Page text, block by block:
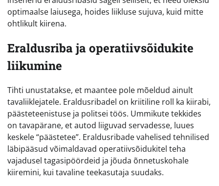
optimaalse laiusega, hoides liikluse sujuva, kuid mitte
ohtlikult kiirena.
Eraldusriba ja operatiivsõidukite
liikumine
Tihti unustatakse, et maantee pole mõeldud ainult
tavaliiklejatele. Eraldusribadel on kriitiline roll ka kiirabi,
päästeteenistuse ja politsei töös. Ummikute tekkides
on tavapärane, et autod liiguvad servadesse, luues
keskele “päästetee”. Eraldusribade vahelised tehnilised
läbipääsud võimaldavad operatiivsõidukitel teha
vajadusel tagasipöördeid ja jõuda õnnetuskohale
kiiremini, kui tavaline teekasutaja suudaks.